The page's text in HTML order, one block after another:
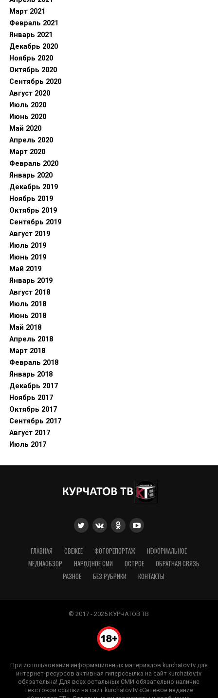
Март 2021
Февраль 2021
Январь 2021
Декабрь 2020
Ноябрь 2020
Октябрь 2020
Сентябрь 2020
Август 2020
Июль 2020
Июнь 2020
Май 2020
Апрель 2020
Март 2020
Февраль 2020
Январь 2020
Декабрь 2019
Ноябрь 2019
Октябрь 2019
Сентябрь 2019
Август 2019
Июль 2019
Июнь 2019
Май 2019
Январь 2019
Август 2018
Июль 2018
Июнь 2018
Май 2018
Апрель 2018
Март 2018
Февраль 2018
Январь 2018
Декабрь 2017
Ноябрь 2017
Октябрь 2017
Сентябрь 2017
Август 2017
Июль 2017
ГЛАВНАЯ СВЕЖЕЕ ФОТОРЕПОРТАЖ
НЕФОРМАЛЬНОЕ
МЕДИАОБЗОР
НАРОДНОЕ СМИ ОСТРОЕ
ОБРАТНАЯ СВЯЗЬ
РАЗНОЕ
БЕЗ РУБРИКИ КОНТАКТЫ
© 2017 - 2025 КУРЧАТОВ ТВ
При использовании информационных материалов kurchatov.tv для
интернет-ресурсов активная гиперссылка на сайт kurchatov.tv
обязательна! Для всех остальных СМИ обязательно наличие
текстовой ссылки на сайт kurchatov.tv «Сетевое издание